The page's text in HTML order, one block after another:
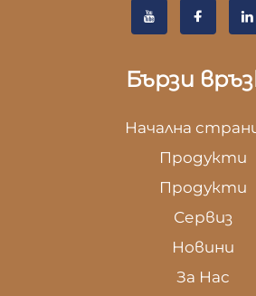
Бързи
Начална
Продукти
Продукти
Сервиз
Новини
За Нас